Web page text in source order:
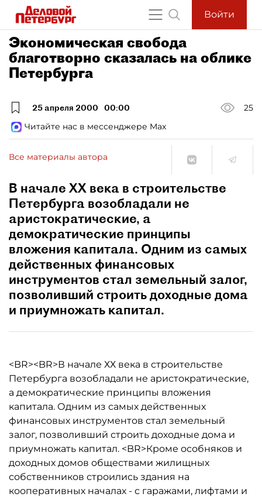
Войти
Экономическая свобода
благотворно сказалась на облике
Петербурга
25 апреля 2000 00:00
25
Читайте нас в мессенджере Max
Все материалы автора
В начале ХХ века в строительстве
Петербурга возобладали не
аристократические, а
демократические принципы
вложения капитала. Одним из самых
действенных финансовых
инструментов стал земельный залог,
позволивший строить доходные дома
и приумножать капитал.
<BR><BR>В начале ХХ века в строительстве
Петербурга возобладали не аристократические,
а демократические принципы вложения
капитала. Одним из самых действенных
финансовых инструментов стал земельный
залог, позволивший строить доходные дома и
приумножать капитал. <BR>Кроме особняков и
доходных домов обществами жилищных
собственников строились здания на
кооперативных началах - с гаражами, лифтами и